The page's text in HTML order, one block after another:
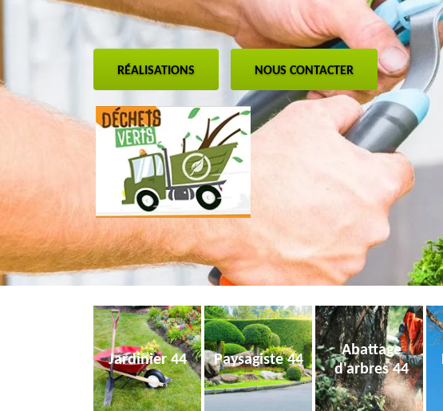
RÉALISATIONS NOUS CONTACTER
Jardinier 44 Paysagiste 44
Abattage
d'arbres 44